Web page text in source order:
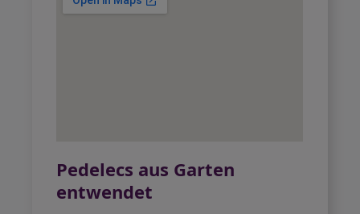
Pedelecs aus Garten
entwendet